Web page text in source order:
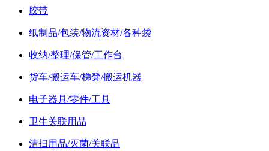
胶带
纸制品/包装/物流资材/各种袋
收纳/整理/保管/工作台
货车/搬运车/梯凳/搬运机器
电子器具/零件/工具
卫生关联用品
清扫用品/灭菌/关联品